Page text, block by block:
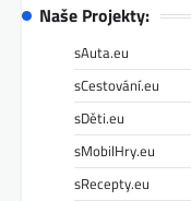
Naše Projekty:
sAuta.eu
sCestování.eu
sDěti.eu
sMobilHry.eu
sRecepty.eu